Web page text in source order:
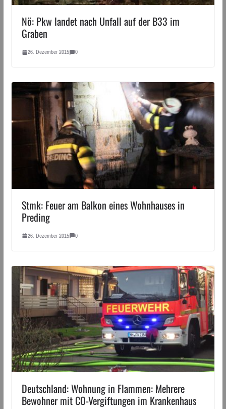
Nö: Pkw landet nach Unfall auf der B33 im
Graben
26. Dezember 2015 0
Stmk: Feuer am Balkon eines Wohnhauses in
Preding
26. Dezember 2015 0
Deutschland: Wohnung in Flammen: Mehrere
Bewohner mit CO-Vergiftungen im Krankenhaus